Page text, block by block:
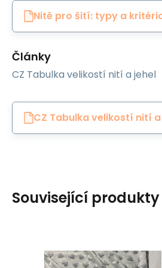
Nitě pro šití: typy a
Články
CZ Tabulka velikostí nití a jehel
CZ Tabulka velikostí nití
Související produkty
JinýCode:MINKYSRDICKA008
EAN:8595721018493
In stock 2.7 m